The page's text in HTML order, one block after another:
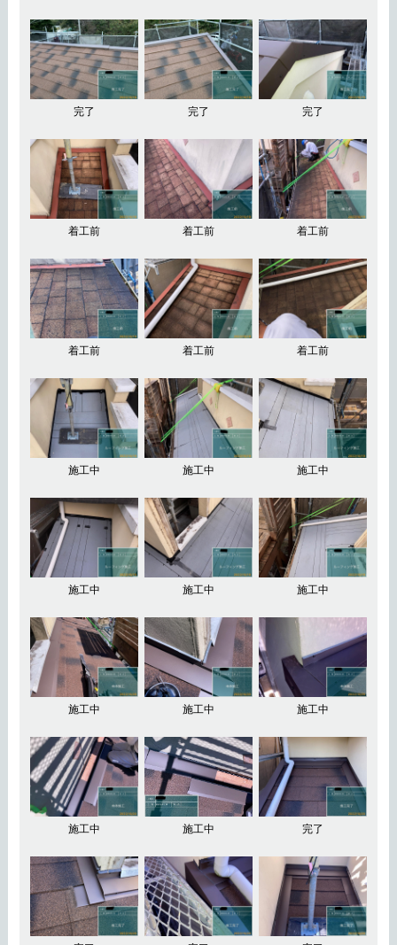
完了 完了 完了
着工前 着工前 着工前
着工前 着工前 着工前
施工中 施工中 施工中
施工中 施工中 施工中
施工中 施工中 施工中
施工中 施工中 完了